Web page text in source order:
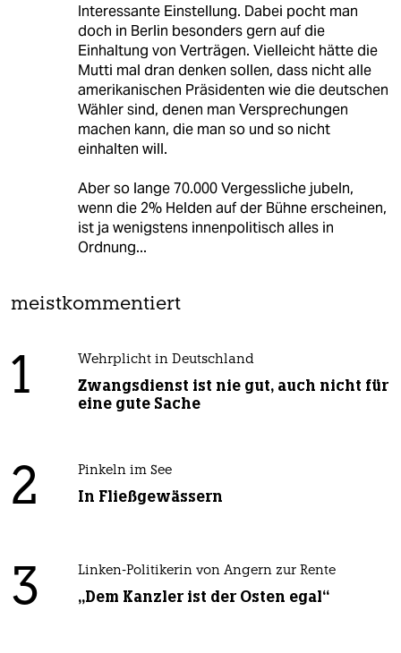
Interessante Einstellung. Dabei pocht man
doch in Berlin besonders gern auf die
Einhaltung von Verträgen. Vielleicht hätte die
Mutti mal dran denken sollen, dass nicht alle
amerikanischen Präsidenten wie die deutschen
Wähler sind, denen man Versprechungen
machen kann, die man so und so nicht
einhalten will.
Aber so lange 70.000 Vergessliche jubeln,
wenn die 2% Helden auf der Bühne erscheinen,
ist ja wenigstens innenpolitisch alles in
Ordnung...
meistkommentiert
1 Wehrplicht in Deutschland
Zwangsdienst ist nie gut, auch nicht für
eine gute Sache
2 Pinkeln im See
In Fließgewässern
3 Linken-Politikerin von Angern zur Rente
„Dem Kanzler ist der Osten egal“